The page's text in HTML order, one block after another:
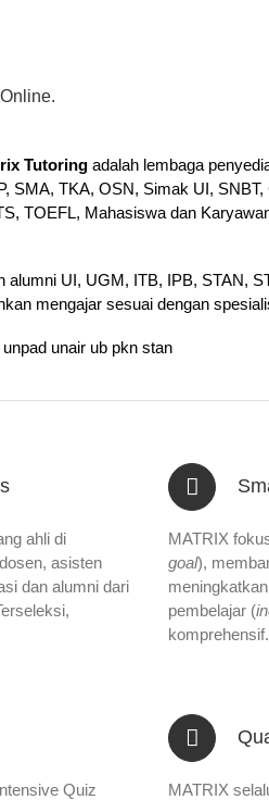
Tutoring adalah lembaga
SMA, TKA, OSN, Simak UI,
TOEFL, Mahasiswa dan
UI, UGM, ITB, IPB, STAN,
mengajar sesuai dengan
ahli di
asisten
dan alumni dari
MATRIX
goal),
pembelajar (
komprehensif.
Quiz
MATRIX